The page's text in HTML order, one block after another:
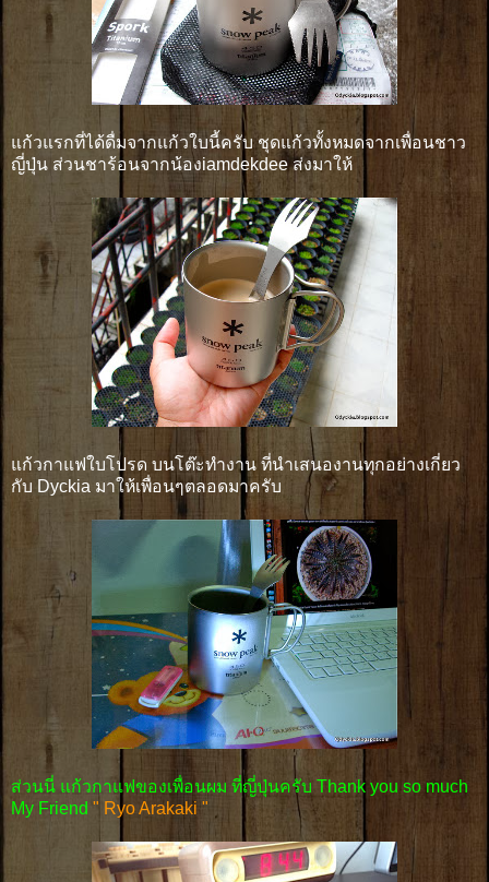
แก้วแรกที่ได้ดื่มจากแก้วใบนี้ครับ ชุดแก้วทั้งหมดจากเพื่อนชาว
ญี่ปุ่น ส่วนชาร้อนจากน้องiamdekdee ส่งมาให้
แก้วกาแฟใบโปรด บนโต๊ะทำงาน ที่นำเสนองานทุกอย่างเกี่ยว
กับ Dyckia มาให้เพื่อนๆตลอดมาครับ
ส่วนนี่ แก้วกาแฟของเพื่อนผม ที่ญี่ปุ่นครับ Thank you so much
My Friend " Ryo Arakaki "